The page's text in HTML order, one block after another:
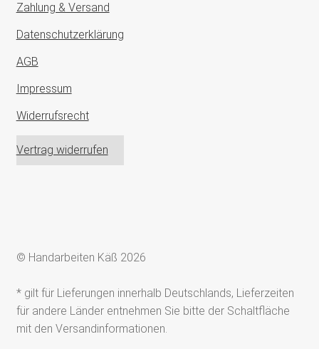
Zahlung & Versand
Datenschutzerklärung
AGB
Impressum
Widerrufsrecht
Vertrag widerrufen
© Handarbeiten Käß 2026
* gilt für Lieferungen innerhalb Deutschlands, Lieferzeiten
für andere Länder entnehmen Sie bitte der Schaltfläche
mit den Versandinformationen.